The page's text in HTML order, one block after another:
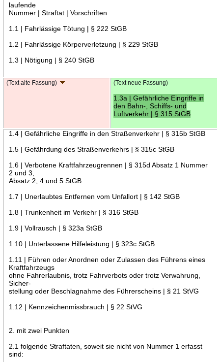
laufende
Nummer | Straftat | Vorschriften
1.1 | Fahrlässige Tötung | § 222 StGB
1.2 | Fahrlässige Körperverletzung | § 229 StGB
1.3 | Nötigung | § 240 StGB
(Text alte Fassung) (Text neue Fassung)
1.3a | Gefährliche Eingriffe in
den Bahn-, Schiffs- und
Luftverkehr | § 315 StGB
1.4 | Gefährliche Eingriffe in den Straßenverkehr | § 315b StGB
1.5 | Gefährdung des Straßenverkehrs | § 315c StGB
1.6 | Verbotene Kraftfahrzeugrennen | § 315d Absatz 1 Nummer
2 und 3,
Absatz 2, 4 und 5 StGB
1.7 | Unerlaubtes Entfernen vom Unfallort | § 142 StGB
1.8 | Trunkenheit im Verkehr | § 316 StGB
1.9 | Vollrausch | § 323a StGB
1.10 | Unterlassene Hilfeleistung | § 323c StGB
1.11 | Führen oder Anordnen oder Zulassen des Führens eines
Kraftfahrzeugs
ohne Fahrerlaubnis, trotz Fahrverbots oder trotz Verwahrung,
Sicher-
stellung oder Beschlagnahme des Führerscheins | § 21 StVG
1.12 | Kennzeichenmissbrauch | § 22 StVG
2. mit zwei Punkten
2.1 folgende Straftaten, soweit sie nicht von Nummer 1 erfasst
sind: